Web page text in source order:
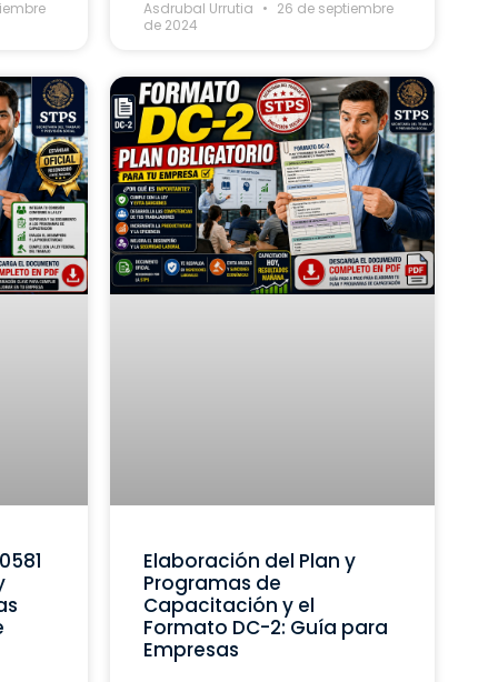
Asdrubal Urrutia
26 de septiembre
de 2024
Elaboración del Plan y
Programas de
Capacitación y el
Formato DC-2: Guía para
Empresas